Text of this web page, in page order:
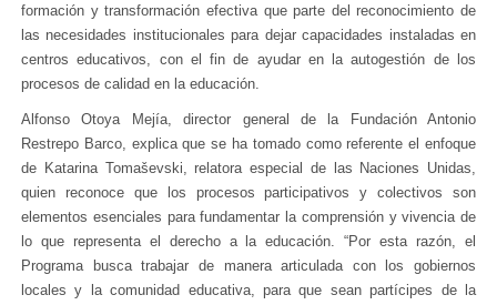
formación y transformación efectiva que parte del reconocimiento de
las necesidades institucionales para dejar capacidades instaladas en
centros educativos, con el fin de ayudar en la autogestión de los
procesos de calidad en la educación.
Alfonso Otoya Mejía, director general de la Fundación Antonio
Restrepo Barco, explica que se ha tomado como referente el enfoque
de Katarina Tomaševski, relatora especial de las Naciones Unidas,
quien reconoce que los procesos participativos y colectivos son
elementos esenciales para fundamentar la comprensión y vivencia de
lo que representa el derecho a la educación. “Por esta razón, el
Programa busca trabajar de manera articulada con los gobiernos
locales y la comunidad educativa, para que sean partícipes de la